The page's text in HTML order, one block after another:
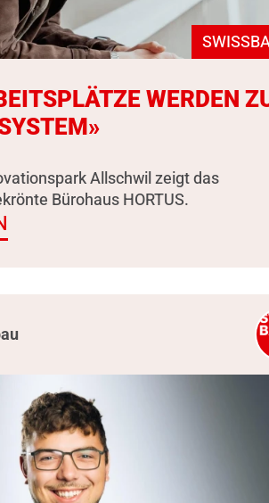
WERDEN
Allschwil zeigt das
Bürohaus HORTUS.